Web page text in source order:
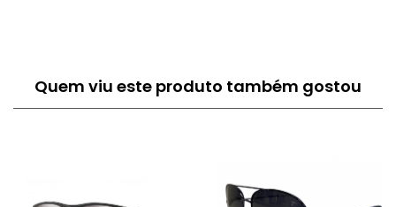
Quem viu este produto também gostou